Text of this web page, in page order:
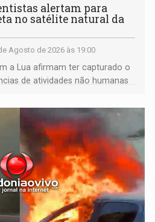
alertam para
no satélite natural da
Agosto de 2026 às 19:00
a Lua afirmam ter capturado o
de atividades não humanas